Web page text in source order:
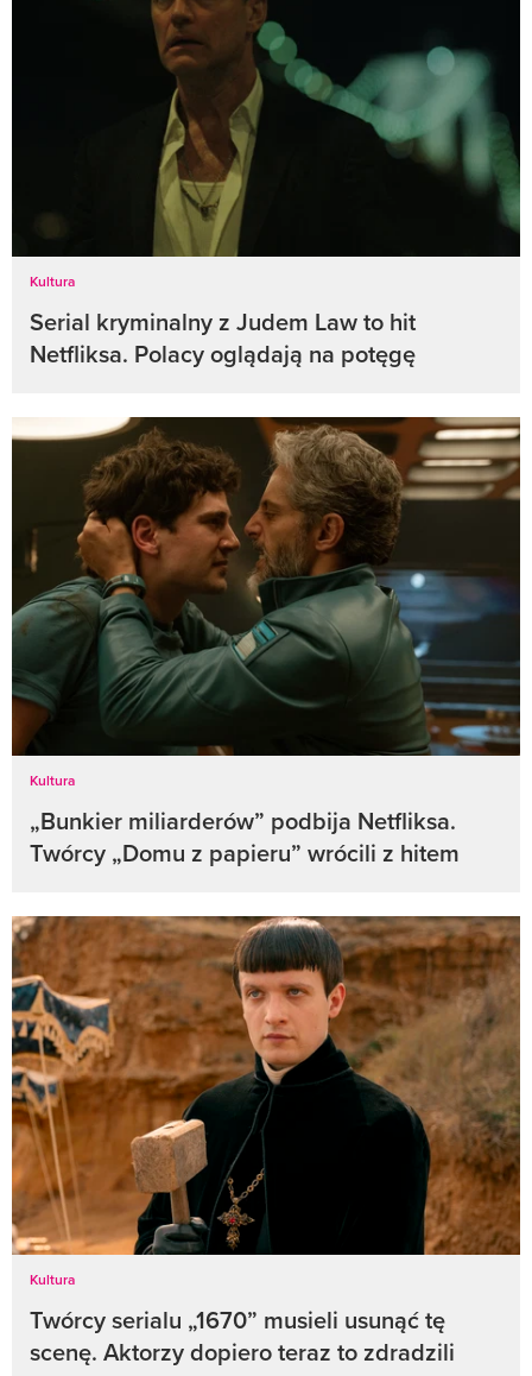
Kultura
Serial kryminalny z Judem Law to hit
Netfliksa. Polacy oglądają na potęgę
Kultura
„Bunkier miliarderów” podbija Netfliksa.
Twórcy „Domu z papieru” wrócili z hitem
Kultura
Twórcy serialu „1670” musieli usunąć tę
scenę. Aktorzy dopiero teraz to zdradzili